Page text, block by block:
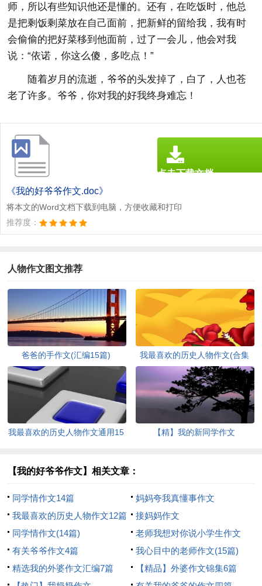
师，所以有些知识他还是懂的。还有，在吃饭时，他总
是把剩饭剩菜放在自己面前，把新鲜的留给我，我有时
会偷偷的把好菜移到他面前，过了一会儿，他会对我
说：“依诺，你这么傻，多吃点！”
随着岁月的流逝，爷爷的头发掉了，白了，人也苍
老了许多。爷爷，你对我的好我终身难忘！
《我的好爷爷作文.doc》
将本文的Word文档下载到电脑，方便收藏和打印
推荐度：
点击下载文档
人物作文图文推荐
爸爸的手作文(汇编15篇)
我最喜欢的历史人物作文(合集
15篇)
我最喜欢的历史人物作文通用15
【精】我的新同学作文
【我的好爷爷作文】相关文章：
同学情作文14篇
妈妈夸我真懂事作文
我最喜欢的历史人物作文12篇
接妈妈作文
同学情作文(14篇)
老师我想对你说小学生作文
有关爷爷作文4篇
我心目中的老师作文(15篇)
精选我的外婆作文汇编7篇
【精品】外婆作文锦集6篇